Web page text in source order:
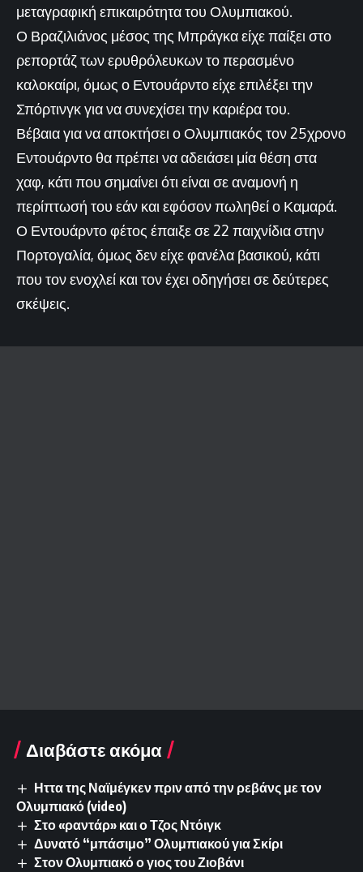
μεταγραφική επικαιρότητα του Ολυμπιακού.
Ο Βραζιλιάνος μέσος της Μπράγκα είχε παίξει στο
ρεπορτάζ των ερυθρόλευκων το περασμένο
καλοκαίρι, όμως ο Εντουάρντο είχε επιλέξει την
Σπόρτινγκ για να συνεχίσει την καριέρα του.
Βέβαια για να αποκτήσει ο Ολυμπιακός τον 25χρονο
Εντουάρντο θα πρέπει να αδειάσει μία θέση στα
χαφ, κάτι που σημαίνει ότι είναι σε αναμονή η
περίπτωσή του εάν και εφόσον πωληθεί ο Καμαρά.
Ο Εντουάρντο φέτος έπαιξε σε 22 παιχνίδια στην
Πορτογαλία, όμως δεν είχε φανέλα βασικού, κάτι
που τον ενοχλεί και τον έχει οδηγήσει σε δεύτερες
σκέψεις.
Διαβάστε ακόμα
Ηττα της Ναϊμέγκεν πριν από την ρεβάνς με τον
Ολυμπιακό (video)
Στο «ραντάρ» και ο Τζος Ντόιγκ
Δυνατό “μπάσιμο” Ολυμπιακού για Σκίρι
Στον Ολυμπιακό ο γιος του Ζιοβάνι